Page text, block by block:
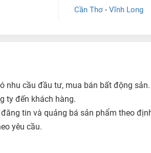
Cần Thơ- Vĩnh Long
nhu cầu đầu tư, mua bán bất động sản.
ty đến khách hàng.
tin và quảng bá sản phẩm theo
yêu cầu.